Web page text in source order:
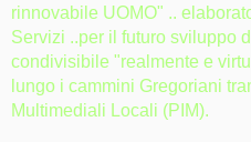
rinnovabile UOMO" ..
Servizi ..per il futuro sviluppo
condivisibile "realmente e
lungo i cammini Gregoriani
Multimediali Locali (PIM).